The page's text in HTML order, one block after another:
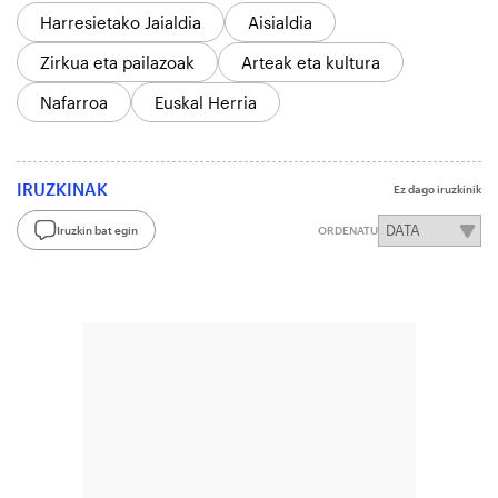
Harresietako Jaialdia
Aisialdia
Zirkua eta pailazoak
Arteak eta kultura
Nafarroa
Euskal Herria
IRUZKINAK Ez dago iruzkinik
Iruzkin bat egin ORDENATU